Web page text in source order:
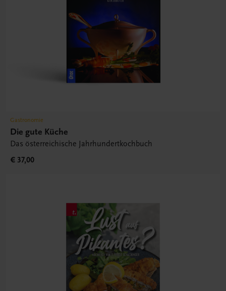
Gastronomie
Die gute Küche
Das österreichische Jahrhundertkochbuch
€ 37,00